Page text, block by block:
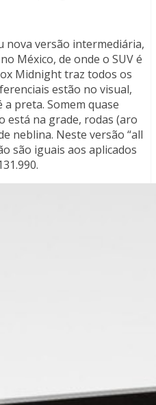
nova versão intermediária,
México, de onde o SUV é
Midnight traz todos os
estão no visual,
preta. Somem quase
está na grade, rodas (aro
neblina. Neste versão “all
são iguais aos aplicados